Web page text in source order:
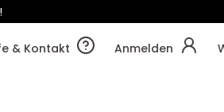
& Kontakt
Anmelden